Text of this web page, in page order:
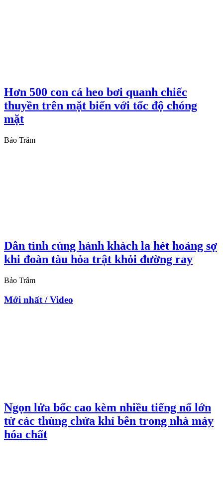
Hơn 500 con cá heo bơi quanh chiếc
thuyền trên mặt biển với tốc độ chóng
mặt
Bảo Trâm
Dân tình cùng hành khách la hét hoảng sợ
khi đoàn tàu hỏa trật khỏi đường ray
Bảo Trâm
Mới nhất / Video
Ngọn lửa bốc cao kèm nhiều tiếng nổ lớn
từ các thùng chứa khí bên trong nhà máy
hóa chất